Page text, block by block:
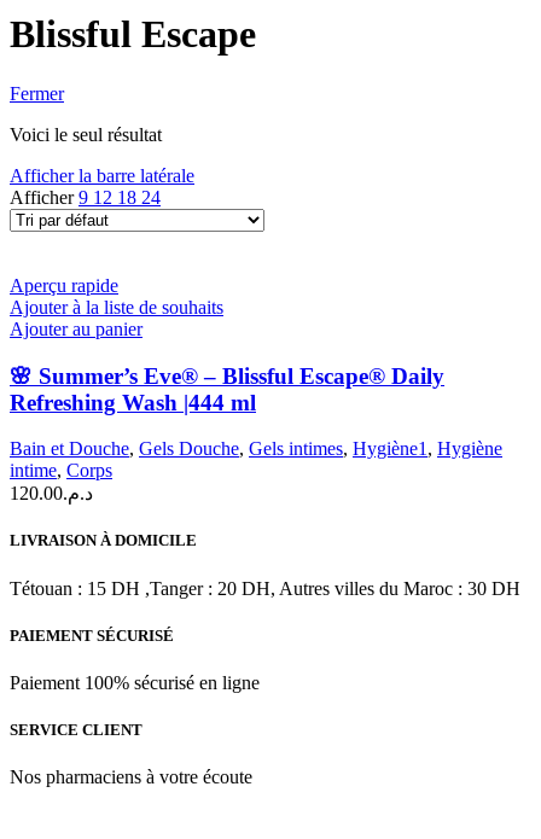
Blissful Escape
Fermer
Voici le seul résultat
Afficher la barre latérale
Afficher9 12 18 24
Aperçu rapide
Ajouter à la liste de souhaits
Ajouter au panier
🌸 Summer’s Eve® – Blissful Escape® Daily
Refreshing Wash |444 ml
Bain et Douche, Gels Douche, Gels intimes, Hygiène1 , Hygiène
intime, Corps
د.م.120.00
LIVRAISON À DOMICILE
Tétouan : 15 DH ,Tanger : 20 DH, Autres villes du Maroc : 30 DH
PAIEMENT SÉCURISÉ
Paiement 100% sécurisé en ligne
SERVICE CLIENT
Nos pharmaciens à votre écoute